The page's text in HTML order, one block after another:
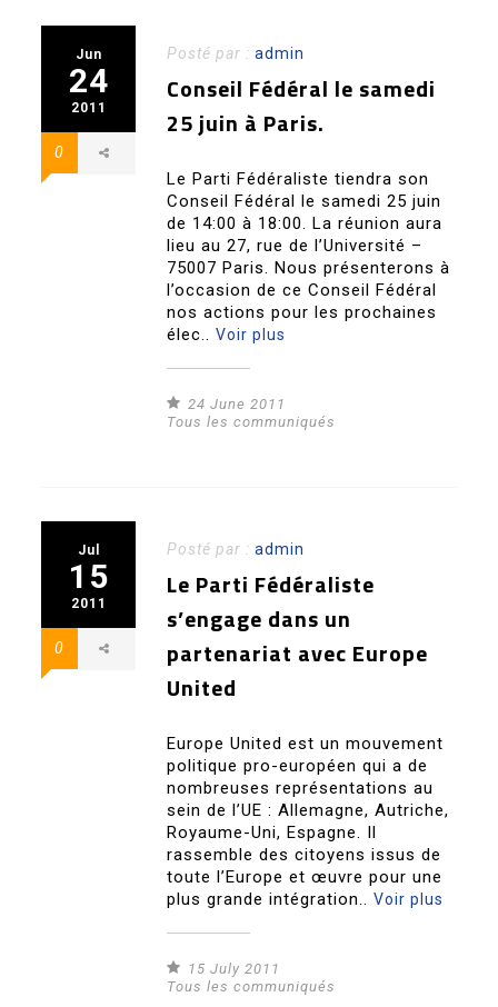
Jun
24
2011
0
Posté par :admin
Conseil Fédéral le samedi
25 juin à Paris.
Le Parti Fédéraliste tiendra son
Conseil Fédéral le samedi 25 juin
de 14:00 à 18:00. La réunion aura
lieu au 27, rue de l’Université –
75007 Paris. Nous présenterons à
l’occasion de ce Conseil Fédéral
nos actions pour les prochaines
élec..Voir plus
24 June 2011
Tous les communiqués
Jul
15
2011
0
Posté par :admin
Le Parti Fédéraliste
s’engage dans un
partenariat avec Europe
United
Europe United est un mouvement
politique pro-européen qui a de
nombreuses représentations au
sein de l’UE : Allemagne, Autriche,
Royaume-Uni, Espagne. Il
rassemble des citoyens issus de
toute l’Europe et œuvre pour une
plus grande intégration..Voir plus
15 July 2011
Tous les communiqués